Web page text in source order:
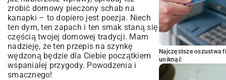
zrobić domowy pieczony schab na
kanapki – to dopiero jest poezja. Niech
ten dym, ten zapach i ten smak staną się
częścią twojej domowej tradycji. Mam
nadzieję, że ten przepis na szynkę
wędzoną będzie dla Ciebie początkiem
wspaniałej przygody. Powodzenia i
smacznego!
Najczęstsze oszustwa
uniknąć